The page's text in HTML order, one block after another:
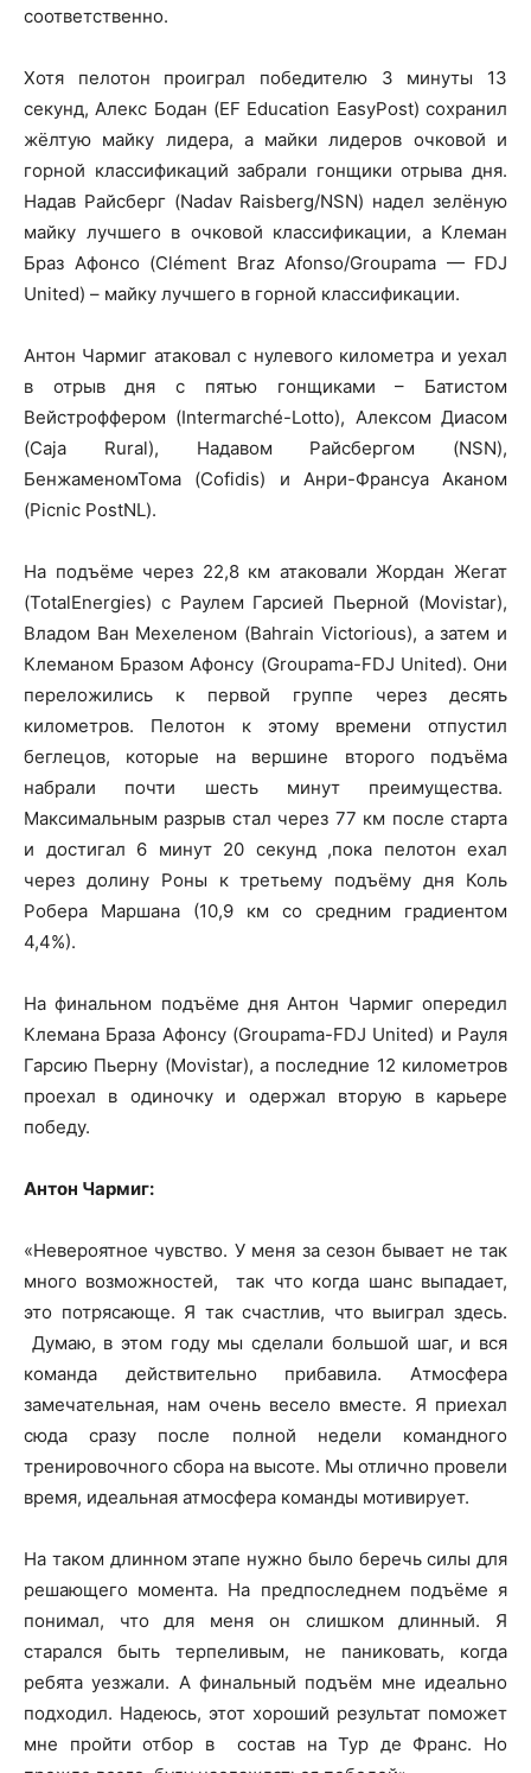
соответственно.
Хотя пелотон проиграл победителю 3 минуты 13
секунд, Алекс Бодан (EF Education EasyPost) сохранил
жёлтую майку лидера, а майки лидеров очковой и
горной классификаций забрали гонщики отрыва дня.
Надав Райсберг (Nadav Raisberg/NSN) надел зелёную
майку лучшего в очковой классификации, а Клеман
Браз Афонсо (Clément Braz Afonso/Groupama — FDJ
United) – майку лучшего в горной классификации.
Антон Чармиг атаковал с нулевого километра и уехал
в отрыв дня с пятью гонщиками – Батистом
Вейстроффером (Intermarché-Lotto), Алексом Диасом
(Caja Rural), Надавом Райсбергом (NSN),
БенжаменомТома (Cofidis) и Анри-Франсуа Аканом
(Picnic PostNL).
На подъёме через 22,8 км атаковали Жордан Жегат
(TotalEnergies) с Раулем Гарсией Пьерной (Movistar),
Владом Ван Мехеленом (Bahrain Victorious), а затем и
Клеманом Бразом Афонсу (Groupama-FDJ United). Они
переложились к первой группе через десять
километров. Пелотон к этому времени отпустил
беглецов, которые на вершине второго подъёма
набрали почти шесть минут преимущества.
Максимальным разрыв стал через 77 км после старта
и достигал 6 минут 20 секунд ,пока пелотон ехал
через долину Роны к третьему подъёму дня Коль
Робера Маршана (10,9 км со средним градиентом
4,4%).
На финальном подъёме дня Антон Чармиг опередил
Клемана Браза Афонсу (Groupama-FDJ United) и Рауля
Гарсию Пьерну (Movistar), а последние 12 километров
проехал в одиночку и одержал вторую в карьере
победу.
Антон Чармиг:
«Невероятное чувство. У меня за сезон бывает не так
много возможностей, так что когда шанс выпадает,
это потрясающе. Я так счастлив, что выиграл здесь.
Думаю, в этом году мы сделали большой шаг, и вся
команда действительно прибавила. Атмосфера
замечательная, нам очень весело вместе. Я приехал
сюда сразу после полной недели командного
тренировочного сбора на высоте. Мы отлично провели
время, идеальная атмосфера команды мотивирует.
На таком длинном этапе нужно было беречь силы для
решающего момента. На предпоследнем подъёме я
понимал, что для меня он слишком длинный. Я
старался быть терпеливым, не паниковать, когда
ребята уезжали. А финальный подъём мне идеально
подходил. Надеюсь, этот хороший результат поможет
мне пройти отбор в состав на Тур де Франс. Но